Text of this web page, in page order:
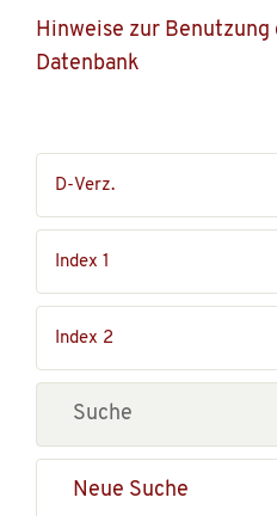
Hinweise zur Benutzung
Datenbank
Neue Suche